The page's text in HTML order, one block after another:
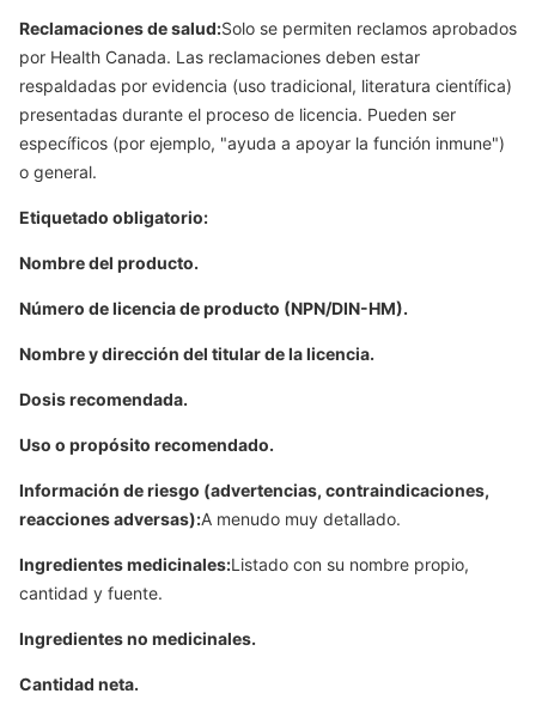
Reclamaciones de salud:Solo se permiten reclamos aprobados
por Health Canada. Las reclamaciones deben estar
respaldadas por evidencia (uso tradicional, literatura científica)
presentadas durante el proceso de licencia. Pueden ser
específicos (por ejemplo, "ayuda a apoyar la función inmune")
o general.
Etiquetado obligatorio:
Nombre del producto.
Número de licencia de producto (NPN/DIN-HM).
Nombre y dirección del titular de la licencia.
Dosis recomendada.
Uso o propósito recomendado.
Información de riesgo (advertencias, contraindicaciones,
reacciones adversas):A menudo muy detallado.
Ingredientes medicinales:Listado con su nombre propio,
cantidad y fuente.
Ingredientes no medicinales.
Cantidad neta.